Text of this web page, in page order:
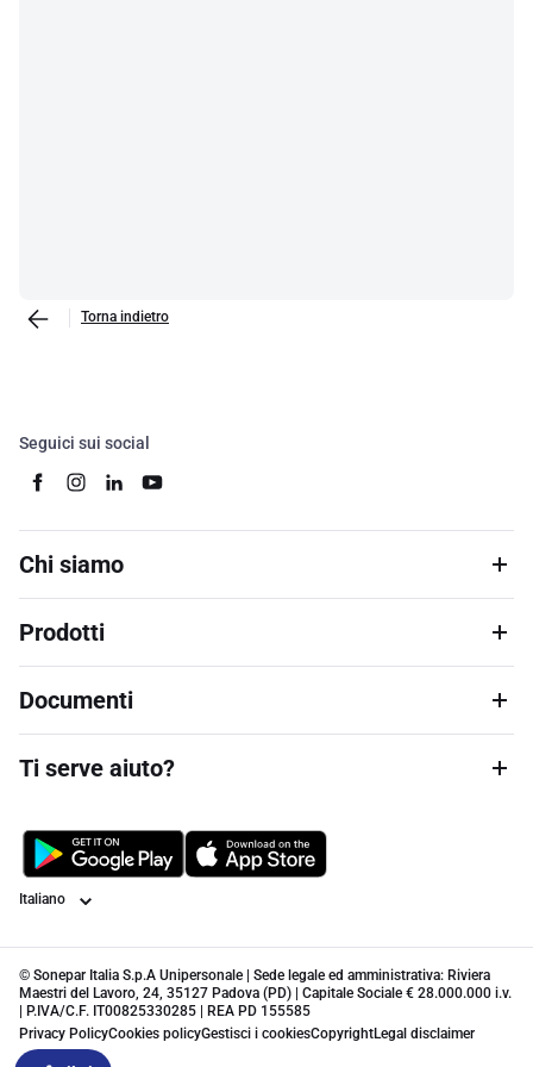
Torna indietro
Seguici sui social
Chi siamo
Prodotti
Documenti
Ti serve aiuto?
Lingua
© Sonepar Italia S.p.A Unipersonale | Sede legale ed amministrativa: Riviera
Maestri del Lavoro, 24, 35127 Padova (PD) | Capitale Sociale € 28.000.000 i.v.
| P.IVA/C.F. IT00825330285 | REA PD 155585
Privacy PolicyCookies policyGestisci i cookiesCopyrightLegal disclaimer